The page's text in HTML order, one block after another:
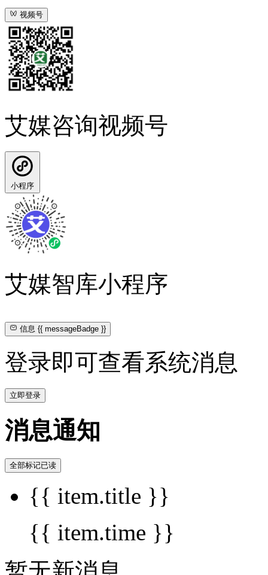
视频号
艾媒咨询视频号
小程序
艾媒智库小程序
信息{{ messageBadge }}
登录即可查看系统消息
立即登录
消息通知
全部标记已读
{{ item.title }}
{{ item.time }}